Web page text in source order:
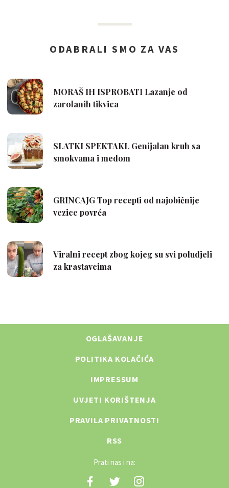
OGLAŠAVANJE
POLITIKA KOLAČIĆA
IMPRESSUM
UVJETI KORIŠTENJA
PRAVILA PRIVATNOSTI
RSS
Prati nas i na: